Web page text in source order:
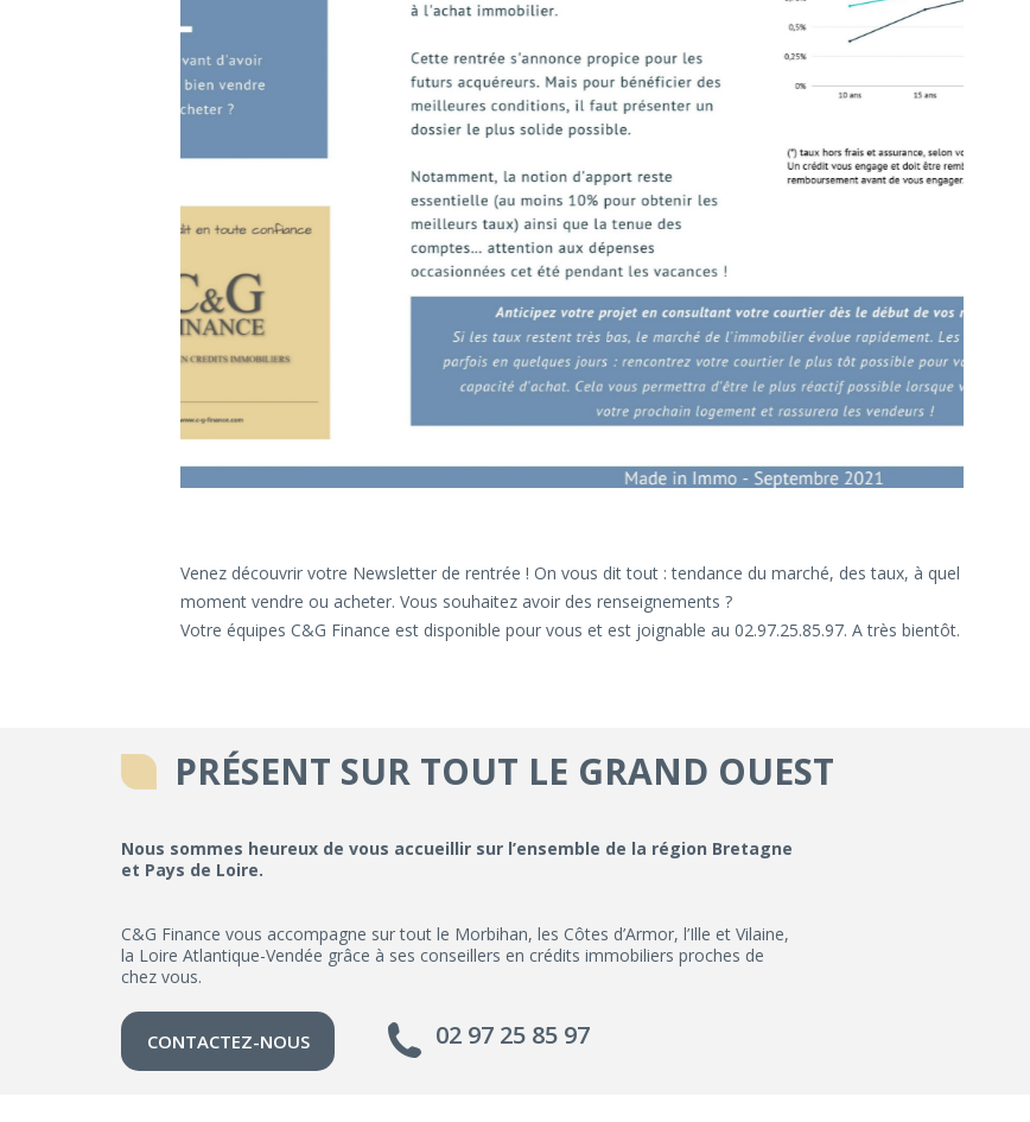
Venez découvrir votre Newsletter de rentrée ! On vous dit tout : tendance du marché, des taux, à quel
moment vendre ou acheter. Vous souhaitez avoir des renseignements ?
Votre équipes C&G Finance est disponible pour vous et est joignable au 02.97.25.85.97. A très bientôt.
PRÉSENT SUR TOUT LE GRAND OUEST
Nous sommes heureux de vous accueillir sur l’ensemble de la région Bretagne
et Pays de Loire.
C&G Finance vous accompagne sur tout le Morbihan, les Côtes d’Armor, l’Ille et Vilaine,
la Loire Atlantique-Vendée grâce à ses conseillers en crédits immobiliers proches de
chez vous.
CONTACTEZ-NOUS 02 97 25 85 97